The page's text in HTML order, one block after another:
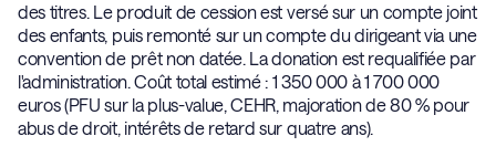
des titres. Le produit de cession est versé sur un compte joint
des enfants, puis remonté sur un compte du dirigeant via une
convention de prêt non datée. La donation est requalifiée par
l'administration. Coût total estimé : 1 350 000 à 1 700 000
euros (PFU sur la plus-value, CEHR, majoration de 80 % pour
abus de droit, intérêts de retard sur quatre ans).